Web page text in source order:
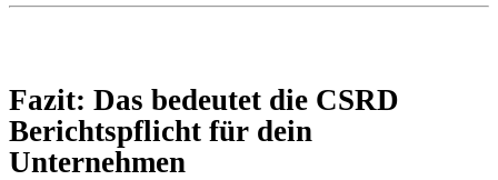
Fazit: Das bedeutet die CSRD
Berichtspflicht für dein
Unternehmen